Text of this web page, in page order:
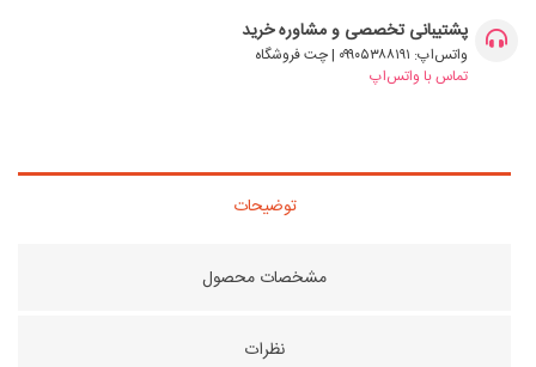
پشتیبانی تخصصی و مشاوره خرید
واتس‌اپ: ۰۹۹۰۵۳۸۸۱۹۱ | چت فروشگاه
تماس با واتس‌اپ
توضیحات
مشخصات محصول
نظرات